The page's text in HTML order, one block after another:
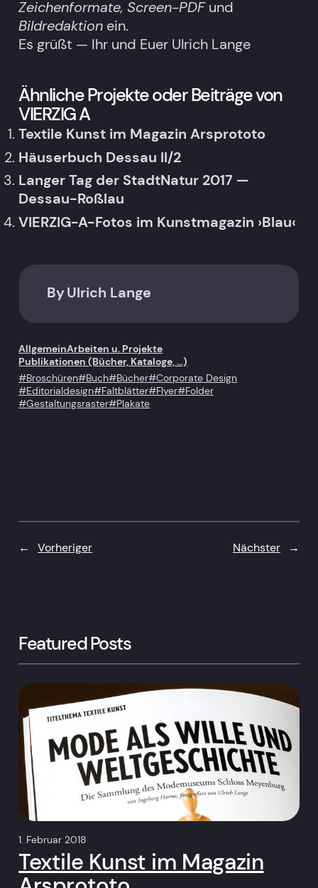
Zeichenformate, Screen-PDFund
Bildredaktion ein.
Es grüßt — Ihr und Euer Ulrich Lange
Ähnliche Projekte oder Beiträge von
VIERZIG A
Textile Kunst im Magazin Arsprototo
Häuserbuch Dessau II/2
Langer Tag der StadtNatur 2017 —
Dessau-Roßlau
VIERZIG-A-Fotos im Kunstmagazin ›Blau‹
ByUlrich Lange
AllgemeinArbeiten u. Projekte
Publikationen (Bücher, Kataloge, …)
Broschüren
Buch Bücher
Corporate Design
Editorialdesign
Faltblätter Flyer
Folder
Gestaltungsraster
Plakate
← Vorheriger Nächster →
Featured Posts
1. Februar 2018
Textile Kunst im Magazin